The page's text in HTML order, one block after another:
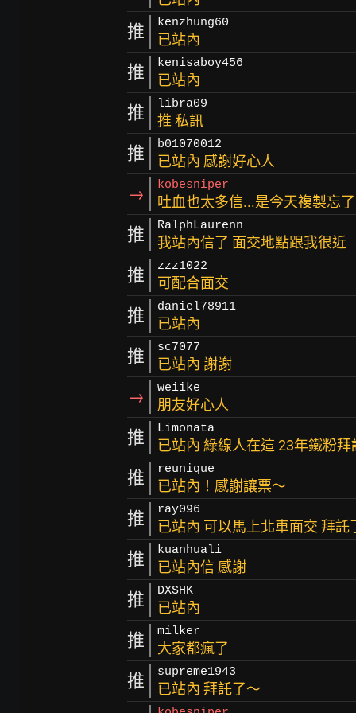
推 kenzhung60
已站內
推 kenisaboy456
已站內
推 libra09
推 私訊
推 b01070012
已站內 感謝好心人
→ kobesniper
吐血也太多信...是今天複製忘
推 RalphLaurenn
我站內信了 面交地點跟我很近
推 zzz1022
可配合面交
推 daniel78911
已站內
推 sc7077
已站內 謝謝
→ weiike
朋友好心人
推 Limonata
已站內 綠線人在這 23年鐵粉拜
推 reunique
已站內！感謝讓票～
推 ray096
已站內 可以馬上北車面交 拜託
推 kuanhuali
已站內信 感謝
推 DXSHK
已站內
推 milker
大家都瘋了
推 supreme1943
已站內 拜託了～